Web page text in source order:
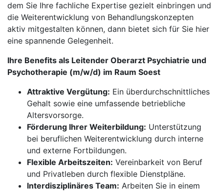
dem Sie Ihre fachliche Expertise gezielt einbringen und
die Weiterentwicklung von Behandlungskonzepten
aktiv mitgestalten können, dann bietet sich für Sie hier
eine spannende Gelegenheit.
Ihre Benefits als Leitender Oberarzt Psychiatrie und
Psychotherapie (m/w/d) im Raum Soest
Attraktive Vergütung: Ein überdurchschnittliches
Gehalt sowie eine umfassende betriebliche
Altersvorsorge.
Förderung Ihrer Weiterbildung: Unterstützung
bei beruflichen Weiterentwicklung durch interne
und externe Fortbildungen.
Flexible Arbeitszeiten: Vereinbarkeit von Beruf
und Privatleben durch flexible Dienstpläne.
Interdisziplinäres Team: Arbeiten Sie in einem